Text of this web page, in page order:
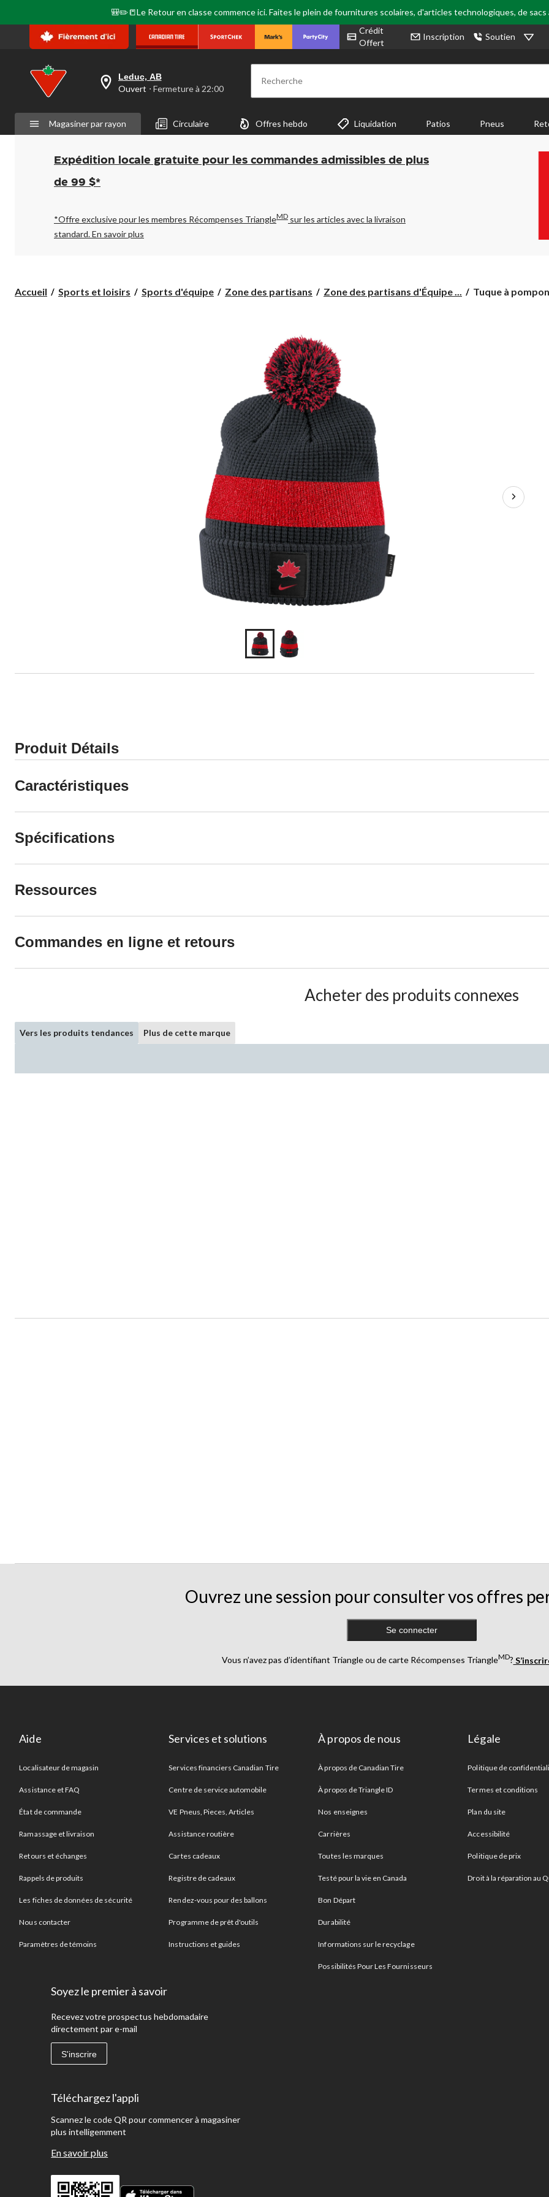
🎒✏️📒Le Retour en classe commence ici. Faites le plein de fournitures scolaires, d'articles technologiques, de
Crédit
Offert
Inscription Soutien
votre
est
Leduc,
AB,
Ouvert,
Fermeture
à
pour
changer
Leduc, AB
Ouvert ⋅ Fermeture à 22:00 Recherche
Magasiner par rayon Circulaire Offres hebdo Liquidation Patios Pneus
Expédition locale gratuite pour les commandes admissibles de plus
de 99 $*
*Offre exclusive pour les membres Récompenses TriangleMD sur les articles avec la livraison
standard.En savoir plus
Accueil Sports et loisirs Sports d'équipe Zone des partisans Zone des partisans d'Équipe ...
Tuque
Tuque à pompon
Produit Détails
Caractéristiques
Spécifications
Ressources
Commandes en ligne et retours
Acheter des produits connexes
Vers les produits tendances Plus de cette marque
Ouvrez une session pour consulter vos offres
Se connecter
Vous n’avez pas d’identifiant Triangle ou de carte Récompenses TriangleMD?
Aide
Localisateur de magasin
Assistance et FAQ
État de commande
Ramassage et livraison
Retours et échanges
Rappels de produits
Les fiches de données de sécurité
Nous contacter
Paramètres de témoins
Services et solutions
Services financiers Canadian Tire
Centre de service automobile
VE Pneus, Pieces, Articles
Assistance routière
Cartes cadeaux
Registre de cadeaux
Rendez-vous pour des ballons
Programme de prêt d'outils
Instructions et guides
À propos de nous
À propos de Canadian Tire
À propos de Triangle ID
Nos enseignes
Carrières
Toutes les marques
Testé pour la vie en Canada
Bon Départ
Durabilité
Informations sur le recyclage
Possibilités Pour Les Fournisseurs
Légale
Politique de
Termes et conditions
Plan du site
Accessibilité
Politique de prix
Droit à la réparation au
Soyez le premier à savoir
Recevez votre prospectus hebdomadaire
directement par e-mail
S'inscrire
Téléchargez l'appli
Scannez le code QR pour commencer à magasiner
plus intelligemment
En savoir plus